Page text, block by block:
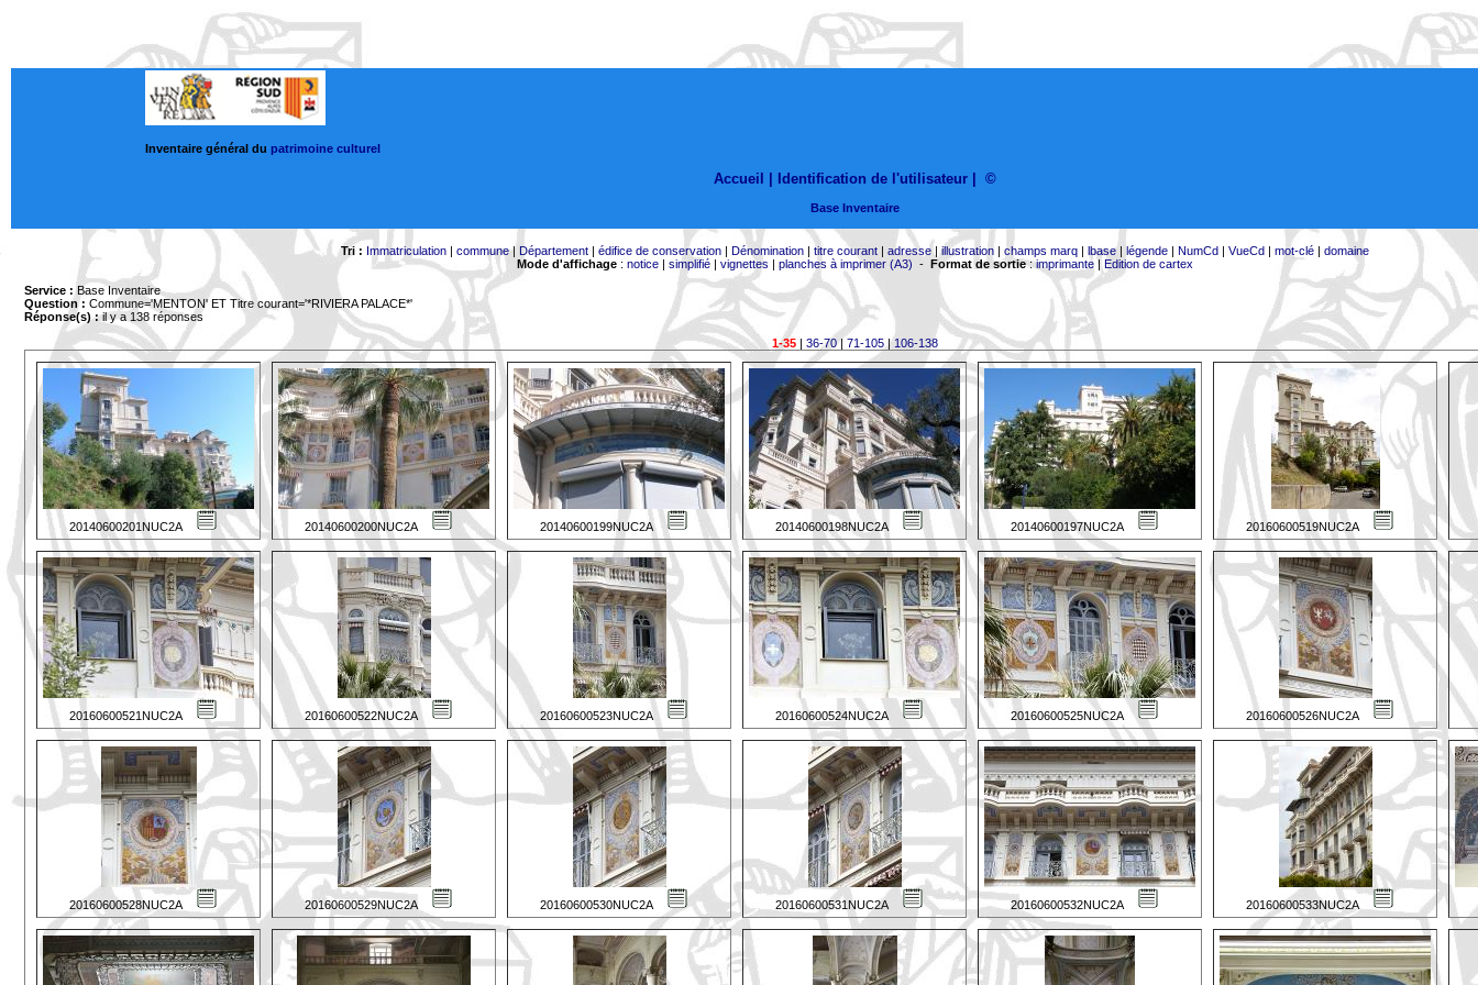
Inventaire général du patrimoine culturel
Accueil | Identification de l'utilisateur ©
Base Inventaire
Tri : Immatriculation| commune| Département| édifice de conservation| Dénomination| titre courant| adresse|illustration| champs marq| lbase| légende| NumCd| VueCd| mot-clé| domaine
Mode d'affichage: notice| simplifié| vignettes | planches à imprimer (A3) - Format de sortie:imprimante| Edition de cartex
Service : Base Inventaire
Question : Commune='MENTON' ET Titre courant='*RIVIERA PALACE*'
Réponse(s) :il y a 138 réponses
1-35| 36-70| 71-105|106-138
20140600201NUC2A 20140600200NUC2A 20140600199NUC2A 20140600198NUC2A 20140600197NUC2A 20160600519NUC2A
20160600521NUC2A 20160600522NUC2A 20160600523NUC2A 20160600524NUC2A 20160600525NUC2A 20160600526NUC2A
20160600528NUC2A 20160600529NUC2A 20160600530NUC2A 20160600531NUC2A 20160600532NUC2A 20160600533NUC2A